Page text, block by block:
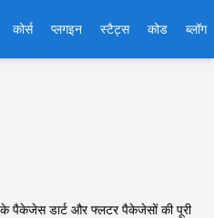
कोर्स प्लगइन स्टैट्स कोड ब्लॉग
के पैकेजेस डार्ट और फ्लटर पैकेजेसों की पूरी